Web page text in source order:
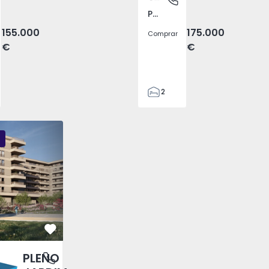
155.000
€
Pego, Abrantes
Comprar
175.000
€
2
- 3
Porto
Favorito
PLENO